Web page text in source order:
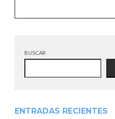
BUSCAR
ENTRADAS RECIENTES